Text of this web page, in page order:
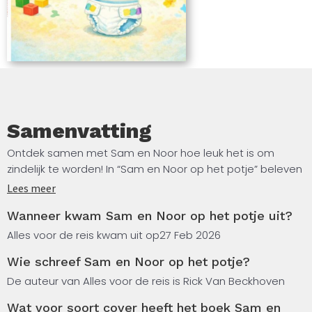
Samenvatting
Ontdek samen met Sam en Noor hoe leuk het is om
zindelijk te worden! In “Sam en Noor op het potje” beleven
peuters een vrolijk en interactief avontuur vol spel,
kinderen om zelfstandig het potje te gebruiken, handen
te wassen en nieuwe routines te oefenen, terwijl ze
kleuractiviteiten.
Lees meer
Wanneer kwam Sam en Noor op het potje uit?
Alles voor de reis kwam uit op27 Feb 2026
Wie schreef Sam en Noor op het potje?
De auteur van Alles voor de reis is Rick Van Beckhoven
Wat voor soort cover heeft het boek Sam en